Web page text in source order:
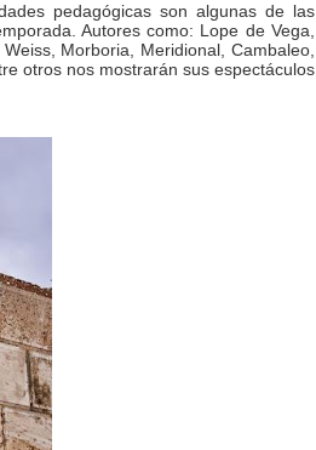
pedagógicas son algunas de las
Autores como: Lope de Vega,
Morboria, Meridional, Cambaleo,
otros nos mostrarán sus espectáculos